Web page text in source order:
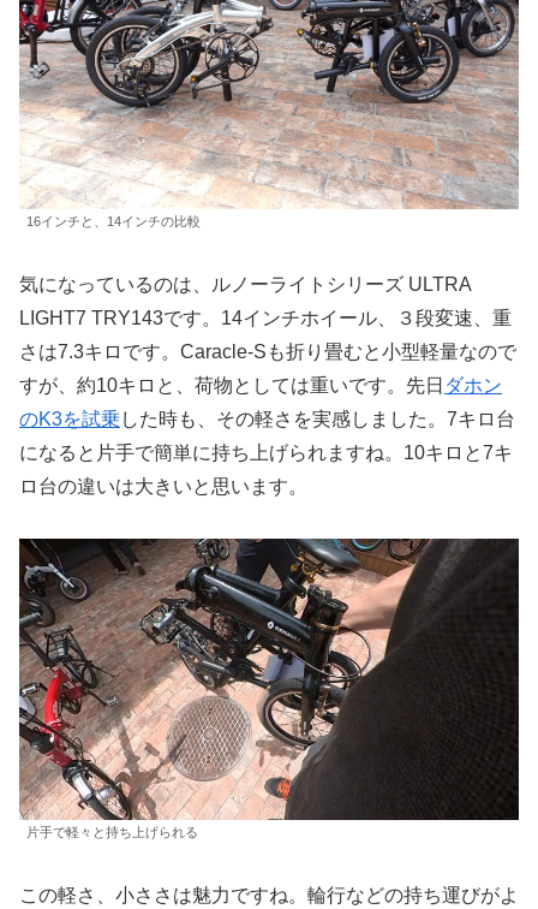
16インチと、14インチの比較
気になっているのは、ルノーライトシリーズ ULTRA
LIGHT7 TRY143です。14インチホイール、３段変速、重
さは7.3キロです。Caracle-Sも折り畳むと小型軽量なので
すが、約10キロと、荷物としては重いです。先日 ダホン
のK3を試乗した時も、その軽さを実感しました。7キロ台
になると片手で簡単に持ち上げられますね。10キロと7キ
ロ台の違いは大きいと思います。
片手で軽々と持ち上げられる
この軽さ、小ささは魅力ですね。輪行などの持ち運びがよ